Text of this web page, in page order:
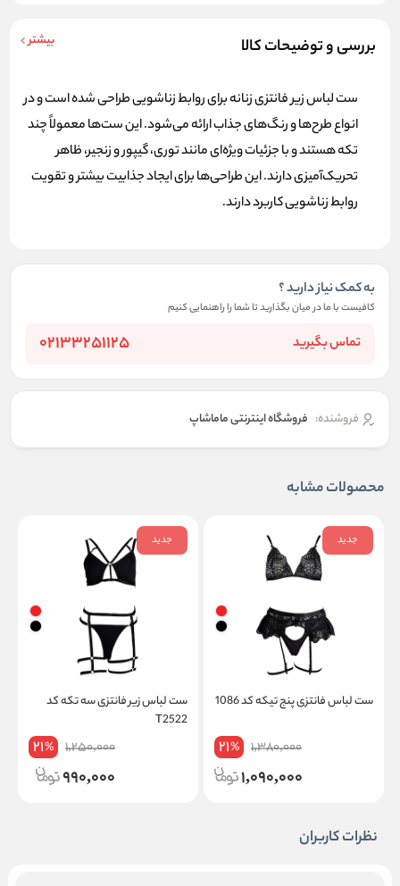
بررسی و توضیحات کالا بیشتر
ست لباس زیر فانتزی زنانهبرای روابط زناشویی طراحی شده است و در
انواع طرح‌ها و رنگ‌های جذاب ارائه می‌شود. این ست‌ها معمولاً چند
تکه هستند و با جزئیات ویژه‌ای مانند توری، گیپور و زنجیر، ظاهر
تحریک‌آمیزی دارند. این طراحی‌ها برای ایجاد جذابیت بیشتر و تقویت
روابط زناشویی کاربرد دارند.
به کمک نیاز دارید ؟
کافیست با ما در میان بگذارید تا شما را راهنمایی کنیم
تماس بگیرید 02133251125
فروشنده: فروشگاه اینترنتی ماماشاپ
محصولات مشابه
جدید
ست لباس فانتزی پنج تیکه کد 1086
1,380,000
21%
1,090,000
جدید
ست لباس زیر فانتزی سه تکه کد
T2522
1,250,000
21%
990,000
نظرات کاربران